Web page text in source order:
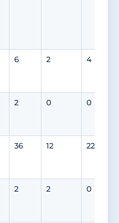
6 2 4
2 0 0
36 12 22
2 2 0